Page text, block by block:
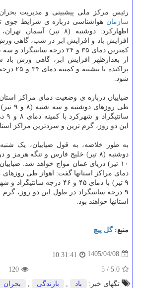
رئیس مرکز ملی پیشبینی و مدیریت
سازمان هواشناسی درباره ی شرایط جوی
اظهارکرد: دوشنبه (۸ تیر)
افزایش باد و افزایش ابر در شب، گاهی
از بعدازظهر افزایش ابر، گاهی وزش باد
پراکنده با
شود.
ضیاییان درباره ی وضعیت دمای مراکز
این دو روز، گرم ترین و سردترین مراکز
۱۰ تیر) دریای عمان مواج خواهد شد.
۹ درجه سانتیگراد در طول این دو روز،
استانها خواهند بود.
منبع:گل پیچ
1405/04/08
10:31:41
5.0
/
5
120
تگهای خبر:
باد بارندگی بحران